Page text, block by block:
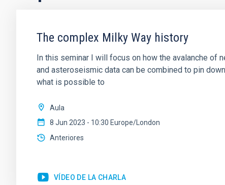
The complex Milky Way history
In this seminar I will focus on how the avalanche of
and asteroseismic data can be combined to pin
what is possible to
Aula
8 Jun 2023 - 10:30 Europe/London
Anteriores
VÍDEO DE LA CHARLA